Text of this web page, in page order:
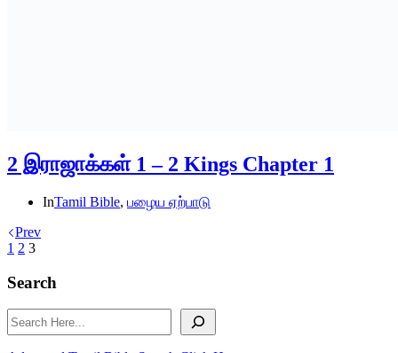
2 இராஜாக்கள் 1 – 2 Kings Chapter 1
InTamil Bible, பழைய ஏற்பாடு
Prev
1 2 3
Search
Search